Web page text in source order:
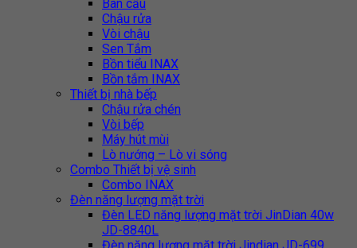
Bàn cầu
Chậu rửa
Vòi chậu
Sen Tắm
Bồn tiểu INAX
Bồn tắm INAX
Thiết bị nhà bếp
Chậu rửa chén
Vòi bếp
Máy hút mùi
Lò nướng – Lò vi sóng
Combo Thiết bị vệ sinh
Combo INAX
Đèn năng lượng mặt trời
Đèn LED năng lượng mặt trời JinDian 40w
JD-8840L